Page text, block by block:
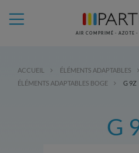
AIR COMPRIMÉ - AZOTE -
ACCUEIL
ÉLÉMENTS ADAPTABLES
ÉLÉMENTS ADAPTABLES BOGE
G 9Z
G